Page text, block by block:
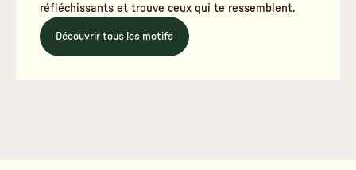
réfléchissants et trouve ceux qui te ressemblent.
Découvrir tous les motifs